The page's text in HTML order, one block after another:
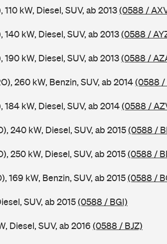
kW, Diesel, SUV, ab 2013(0588 /
140 kW, Diesel, SUV, ab 2013(0588 /
190 kW, Diesel, SUV, ab 2013(0588 /
260 kW, Benzin, SUV, ab 2014(0588 /
184 kW, Diesel, SUV, ab 2014(0588 /
240 kW, Diesel, SUV, ab 2015(0588 /
250 kW, Diesel, SUV, ab 2015(0588 /
169 kW, Benzin, SUV, ab 2015(0588 /
SUV, ab 2015(0588 / BGI)
Diesel, SUV, ab 2016 (0588 / BJZ)